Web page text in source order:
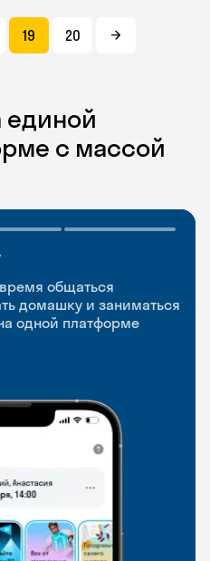
19 20
единой
с массой
общаться
домашку и заниматься
одной платформе
новые слова где
практики
с преподавателями